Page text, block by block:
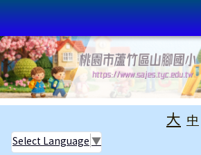
跳至主內容區
桃園市蘆竹區山腳國小
導覽列
大 中
Select Language ▼